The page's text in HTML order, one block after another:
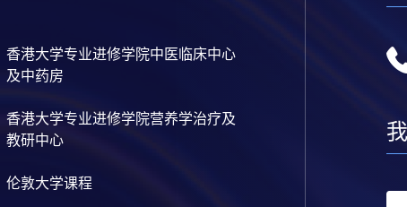
香港大学专业进修学院中医临床中心
及中药房
香港大学专业进修学院营养学治疗及
教研中心
伦敦大学课程